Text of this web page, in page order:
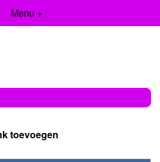
Menu +
toevoegen